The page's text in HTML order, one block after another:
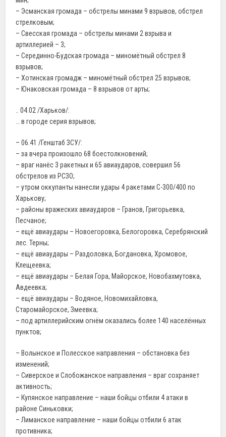
– Эсманская громада – обстрелы минами 9 взрывов, обстрел
стрелковым;
– Свесская громада – обстрелы минами 2 взрыва и
артиллерией – 3;
– Серединно-Будская громада – миномётный обстрел 8
взрывов;
– Хотинская громадж – миномётный обстрел 25 взрывов;
– Юнаковская громада – 8 взрывов от арты;
.. 04.02 /Харьков/:
… в городе серия взрывов;
– 06.41 /Генштаб ЗСУ/:
– за вчера произошло 68 боестолкновений;
– враг нанёс 3 ракетных и 65 авиаударов, совершил 56
обстрелов из РСЗО;
– утром оккупанты нанесли удары 4 ракетами С-300/400 по
Харькову;
– районы вражеских авиаударов – Гранов, Григорьевка,
Песчаное;
– ещё авиаудары – Новоегоровка, Белогоровка, Серебрянский
лес. Терны;
– ещё авиаудары – Раздоловка, Богдановка, Хромовое,
Клещеевка;
– ещё авиаудары – Белая Гора, Майорское, Новобахмутовка,
Авдеевка;
– ещё авиаудары – Водяное, Новомихайловка,
Старомайорское, Змеевка;
– под артиллерийским огнём оказались более 140 населённых
пунктов;
– Волынское и Полесское направления – обстановка без
изменений;
– Сиверское и Слобожанское направления – враг сохраняет
активность;
– Купянское направление – наши бойцы отбили 4 атаки в
районе Синьковки;
– Лиманское направление – наши бойцы отбили 6 атак
противника;